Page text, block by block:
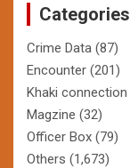
Categories
Crime Data (87)
Encounter (201)
Khaki connection
Magzine (32)
Officer Box (79)
Others (1,673)